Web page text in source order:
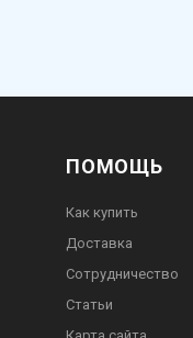
ПОМОЩЬ
Как купить
Доставка
Сотрудничество
Статьи